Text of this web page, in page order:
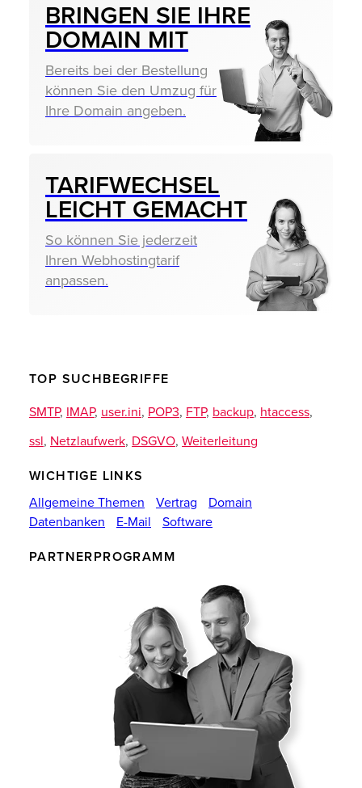
BRINGEN SIE IHRE
DOMAIN MIT
Bereits bei der Bestellung
können Sie den Umzug für
Ihre Domain angeben.
TARIF­WECHSEL
LEICHT GEMACHT
So können Sie jederzeit
Ihren Webhostingtarif
anpassen.
TOP SUCHBEGRIFFE
SMTP, IMAP, user.ini, POP3, FTP, backup, htaccess,
ssl, Netzlaufwerk, DSGVO, Weiterleitung
WICHTIGE LINKS
Allgemeine Themen
Vertrag
Domain
Datenbanken
E-Mail Software
PARTNERPROGRAMM